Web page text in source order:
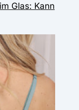
Glas: Kann